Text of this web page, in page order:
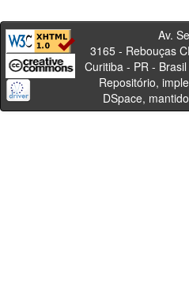
Av. Sete de
3165 - Rebouças
Curitiba -
Repositório,
DSpace,